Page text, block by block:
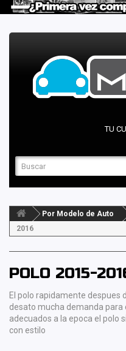
TU
Por Modelo de Auto
2016
POLO 2015-
El polo rapidamente despues
desato mucha demanda para
adecuados a la epoca el polo
con estilo